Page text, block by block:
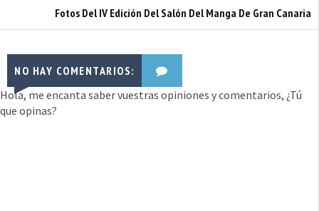
Fotos Del IV Edición Del Salón Del Manga De Gran Canaria
NO HAY COMENTARIOS:
Hola, me encanta saber vuestras opiniones y comentarios, ¿Tú
que opinas?